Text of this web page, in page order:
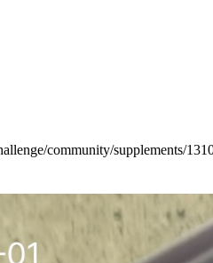
community/supplements/